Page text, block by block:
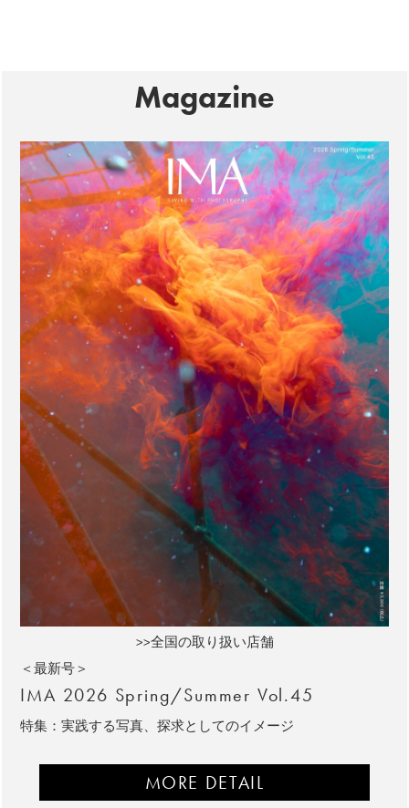
Magazine
>>全国の取り扱い店舗
＜最新号＞
IMA 2026 Spring/Summer Vol.45
特集：実践する写真、探求としてのイメージ
MORE DETAIL